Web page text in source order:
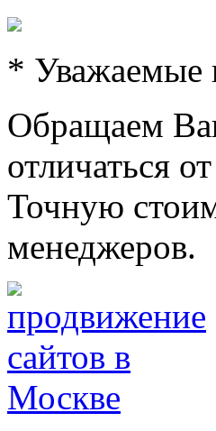
* Уважаемые
Обращаем
отличаться
Точную
менеджеров.